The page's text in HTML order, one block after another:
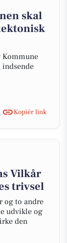
skal
Kommune
indsende
Kopiér link
Vilkår
trivsel
og to andre
udvikle og
den